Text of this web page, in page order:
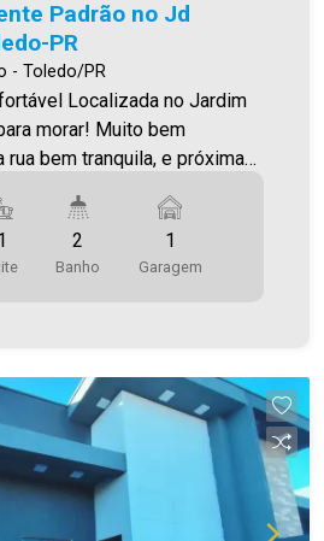
Padrão no Jd
PR
- Toledo/PR
Localizada no Jardim
Muito bem
rua bem tranquila, e próxima
Sala de estar (com lustre) -
com a sala de estar) - 01 suíte
(social e suíte - com
- Piso porcelanato -
de encontrar o seu novo lar
são verdadeiras,
2
Banho
1
Garagem